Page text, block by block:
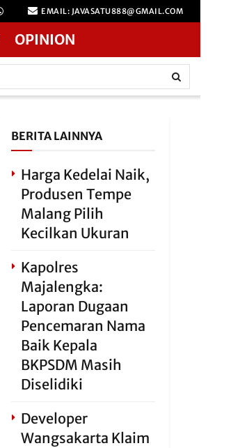
EMAIL: JAVASATU888@GMAIL.COM
OPINION
BERITA LAINNYA
Harga Kedelai Naik,
Produsen Tempe
Malang Pilih
Kecilkan Ukuran
Kapolres
Majalengka:
Laporan Dugaan
Pencemaran Nama
Baik Kepala
BKPSDM Masih
Diselidiki
Developer
Wangsakarta Klaim